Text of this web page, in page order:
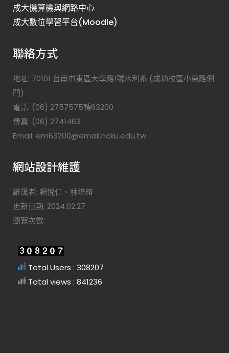
成大機算機與網路中心
成大數位學習平台(Moodle)
聯絡方式
地址: 70101 台南市東區大學路1號水利系 (成功校區小東路側
門)
電話: (06) 2757575轉63200
傳真: (06) 2741463
Email: em63200@email.ncku.edu.tw
網站設計維護
維護者: 賴悅仁、林培榕
更新日期: 2024.02.27
瀏覽次數:
Total Users : 308207
Total views : 841236